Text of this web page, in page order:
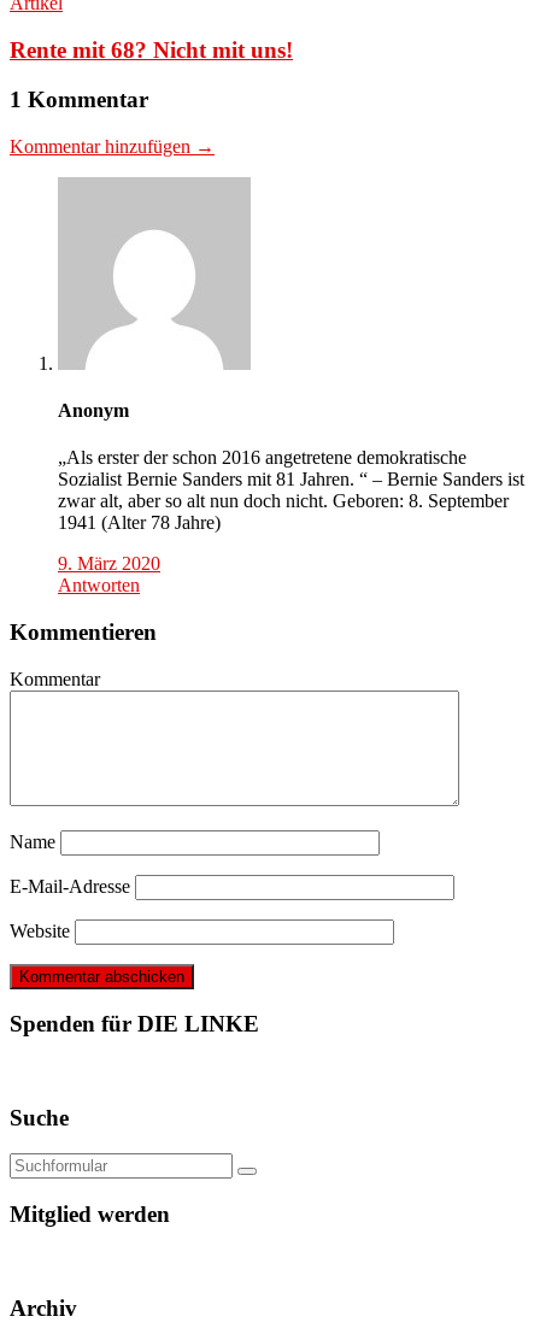
Rente mit 68? Nicht mit uns!
1 Kommentar
Kommentar hinzufügen →
Anonym
„Als erster der schon 2016 angetretene demokratische
Sozialist Bernie Sanders mit 81 Jahren. “ – Bernie Sanders ist
zwar alt, aber so alt nun doch nicht. Geboren: 8. September
1941 (Alter 78 Jahre)
9. März 2020
Antworten
Kommentieren
Kommentar
Name
E-Mail-Adresse
Website
Spenden für DIE LINKE
Suche
Mitglied werden
Archiv